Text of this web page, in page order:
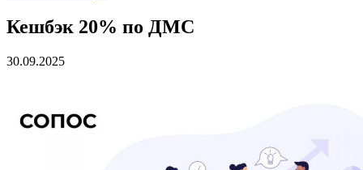
Кешбэк 20% по ДМС
30.09.2025